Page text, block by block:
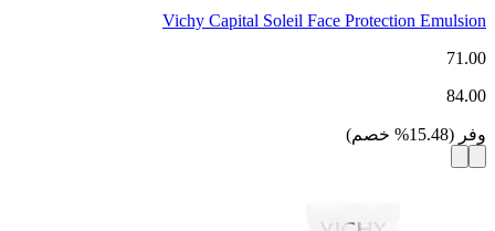
Vichy Capital Soleil Face Protection Emulsion
71.00
84.00
وفر (
15.48
% خصم)